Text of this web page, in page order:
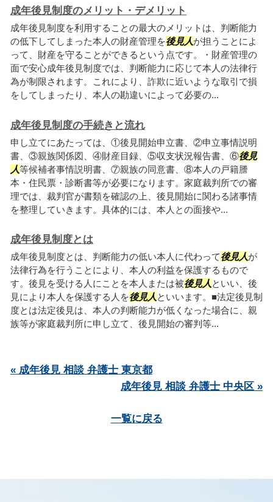
成年後見制度のメリット・デメリット
成年後見制度を利用することの最大のメリットは、判断能力
の低下してしまった本人の財産管理を後見人が担うことによ
って、財産を守ることができるという点です。・財産管理の
面で安心成年後見制度では、判断能力に応じて本人の法律行
為が制限されます。これにより、詐欺に近いような取引で損
をしてしまったり、本人の勘違いによって必要の...
成年後見制度の手続きと流れ
申し立てにあたっては、①後見開始申立書、②申立事情説明
書、③親族関係図、④財産目録、⑤収支状況報告書、⑥後見
人等候補者事情説明書、⑦親族の同意書、⑧本人の戸籍謄
本・住民票・診断書等が必要になります。家庭裁判所での審
理では、裁判官が書類を確認の上、後見開始に関わる諸事情
を整理していきます。具体的には、本人との面接や...
成年後見制度とは
成年後見制度とは、判断能力の低い本人に代わって後見人が
法律行為を行うことにより、本人の利益を保護するもので
す。後見を受ける人にことを本人または被後見人 といい、後
見により本人を保護する人を後見人 といいます。■法定後見制
度とは法定後見は、本人の判断能力が低くなった場合に、親
族等が家庭裁判所に申し立て、後見開始の審判等...
« 成年後見 相談 弁護士 東京都
成年後見 相談 弁護士 中央区 »
一覧に戻る